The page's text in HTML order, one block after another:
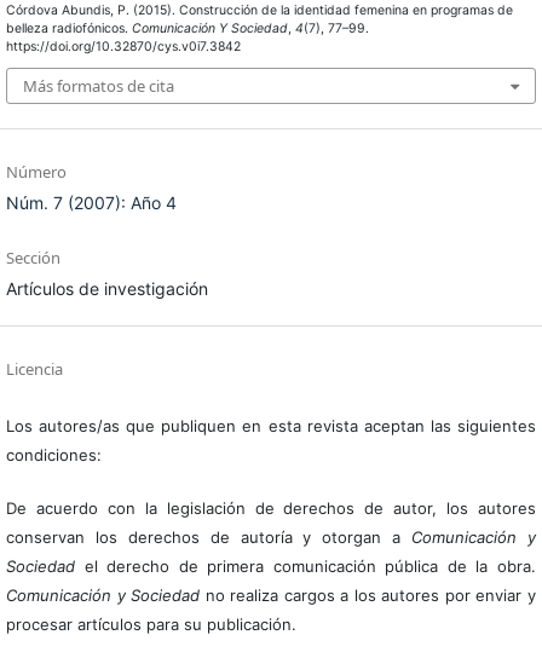
Córdova Abundis, P. (2015). Construcción de la identidad femenina en programas de
belleza radiofónicos. Comunicación Y Sociedad, 4(7), 77–99.
https://doi.org/10.32870/cys.v0i7.3842
Más formatos de cita
Número
Núm. 7 (2007): Año 4
Sección
Artículos de investigación
Licencia
Los autores/as que publiquen en esta revista aceptan las siguientes
condiciones:
De acuerdo con la legislación de derechos de autor, los autores
conservan los derechos de autoría y otorgan a Comunicación y
Sociedadel derecho de primera comunicación pública de la obra.
Comunicación y Sociedad no realiza cargos a los autores por enviar y
procesar artículos para su publicación.